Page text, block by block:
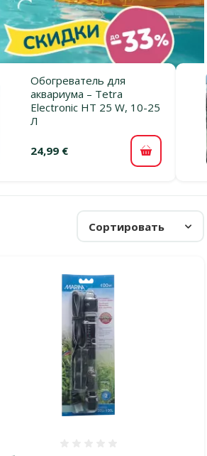
Обогреватель для
аквариума – Tetra
Electronic HT 25 W, 10-25
Л
24,99 € В корзину
Сортировать